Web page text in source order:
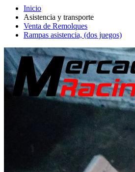
Asistencia y transporte
Venta de Remolques
Rampas asistencia, (dos juegos)